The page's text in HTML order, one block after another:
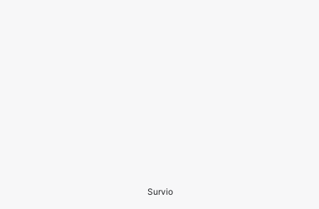
Survio